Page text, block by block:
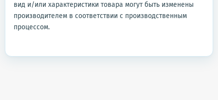
вид и/или характеристики товара могут быть изменены
производителем в соответствии с производственным
процессом.